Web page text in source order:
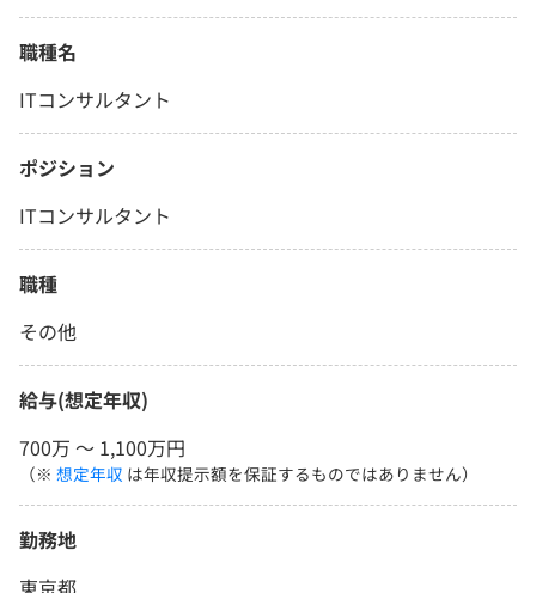
職種名
ITコンサルタント
ポジション
ITコンサルタント
職種
その他
給与(想定年収)
700万 〜 1,100万円
（※ 想定年収 は年収提示額を保証するものではありません）
勤務地